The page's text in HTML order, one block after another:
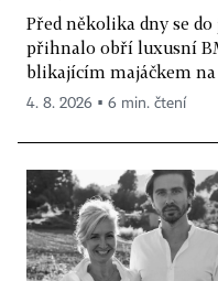
Před několika dny se
přihnalo obří luxusní
blikajícím majáčkem na
4. 8. 2026 ▪ 6 min. čtení